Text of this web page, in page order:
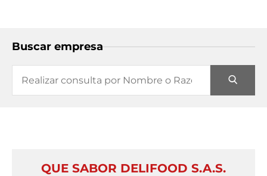
Buscar empresa
QUE SABOR DELIFOOD S.A.S.